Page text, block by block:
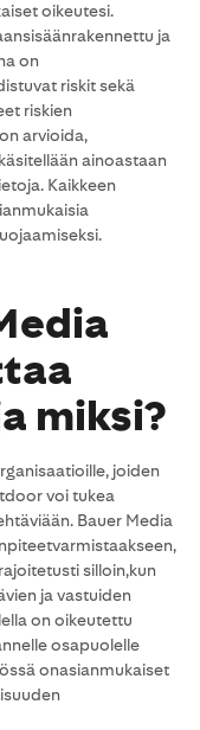
oikeutesi.
ja
on
riskit sekä
riskien
arvioida,
ainoastaan
Kaikkeen
miksi?
joiden
voi tukea
Bauer Media
silloin,kun
ja vastuiden
on oikeutettu
osapuolelle
onasianmukaiset